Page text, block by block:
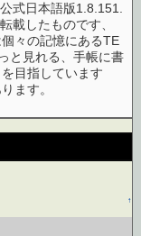
式日本語版1.8.151.
載したものです、
々の記憶にあるTE
と見れる、手帳に書
目指しています
ます。
↑